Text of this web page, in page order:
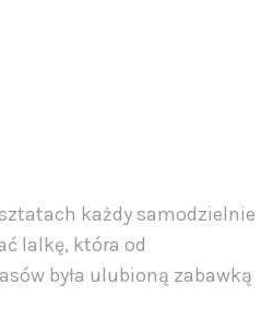
każdy samodzielnie
lalkę, która od
była ulubioną zabawką